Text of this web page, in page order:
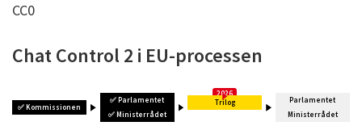
CC0
Chat Control 2 i EU-processen
✅Kommissionen
✅Parlamentet
✅Ministerrådet
Trilog
Parlamentet
Ministerrådet